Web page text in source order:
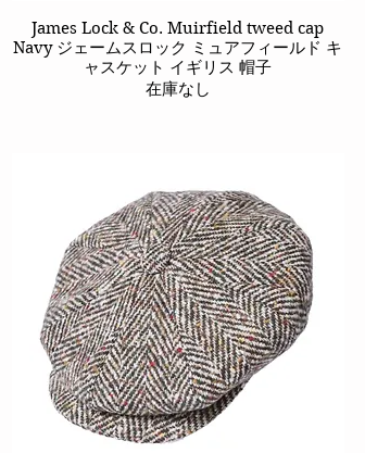
クイックビュー
James Lock & Co. Muirfield tweed cap
Navy ジェームスロック ミュアフィールド キ
ャスケット イギリス 帽子
在庫なし